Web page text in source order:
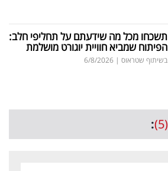
תשכחו מכל מה שידעתם על תחליפי חלב:
הפיתוח שמביא חוויית יוגורט מושלמת
בשיתוף שטראוס |
6/8/2026
(5)
: